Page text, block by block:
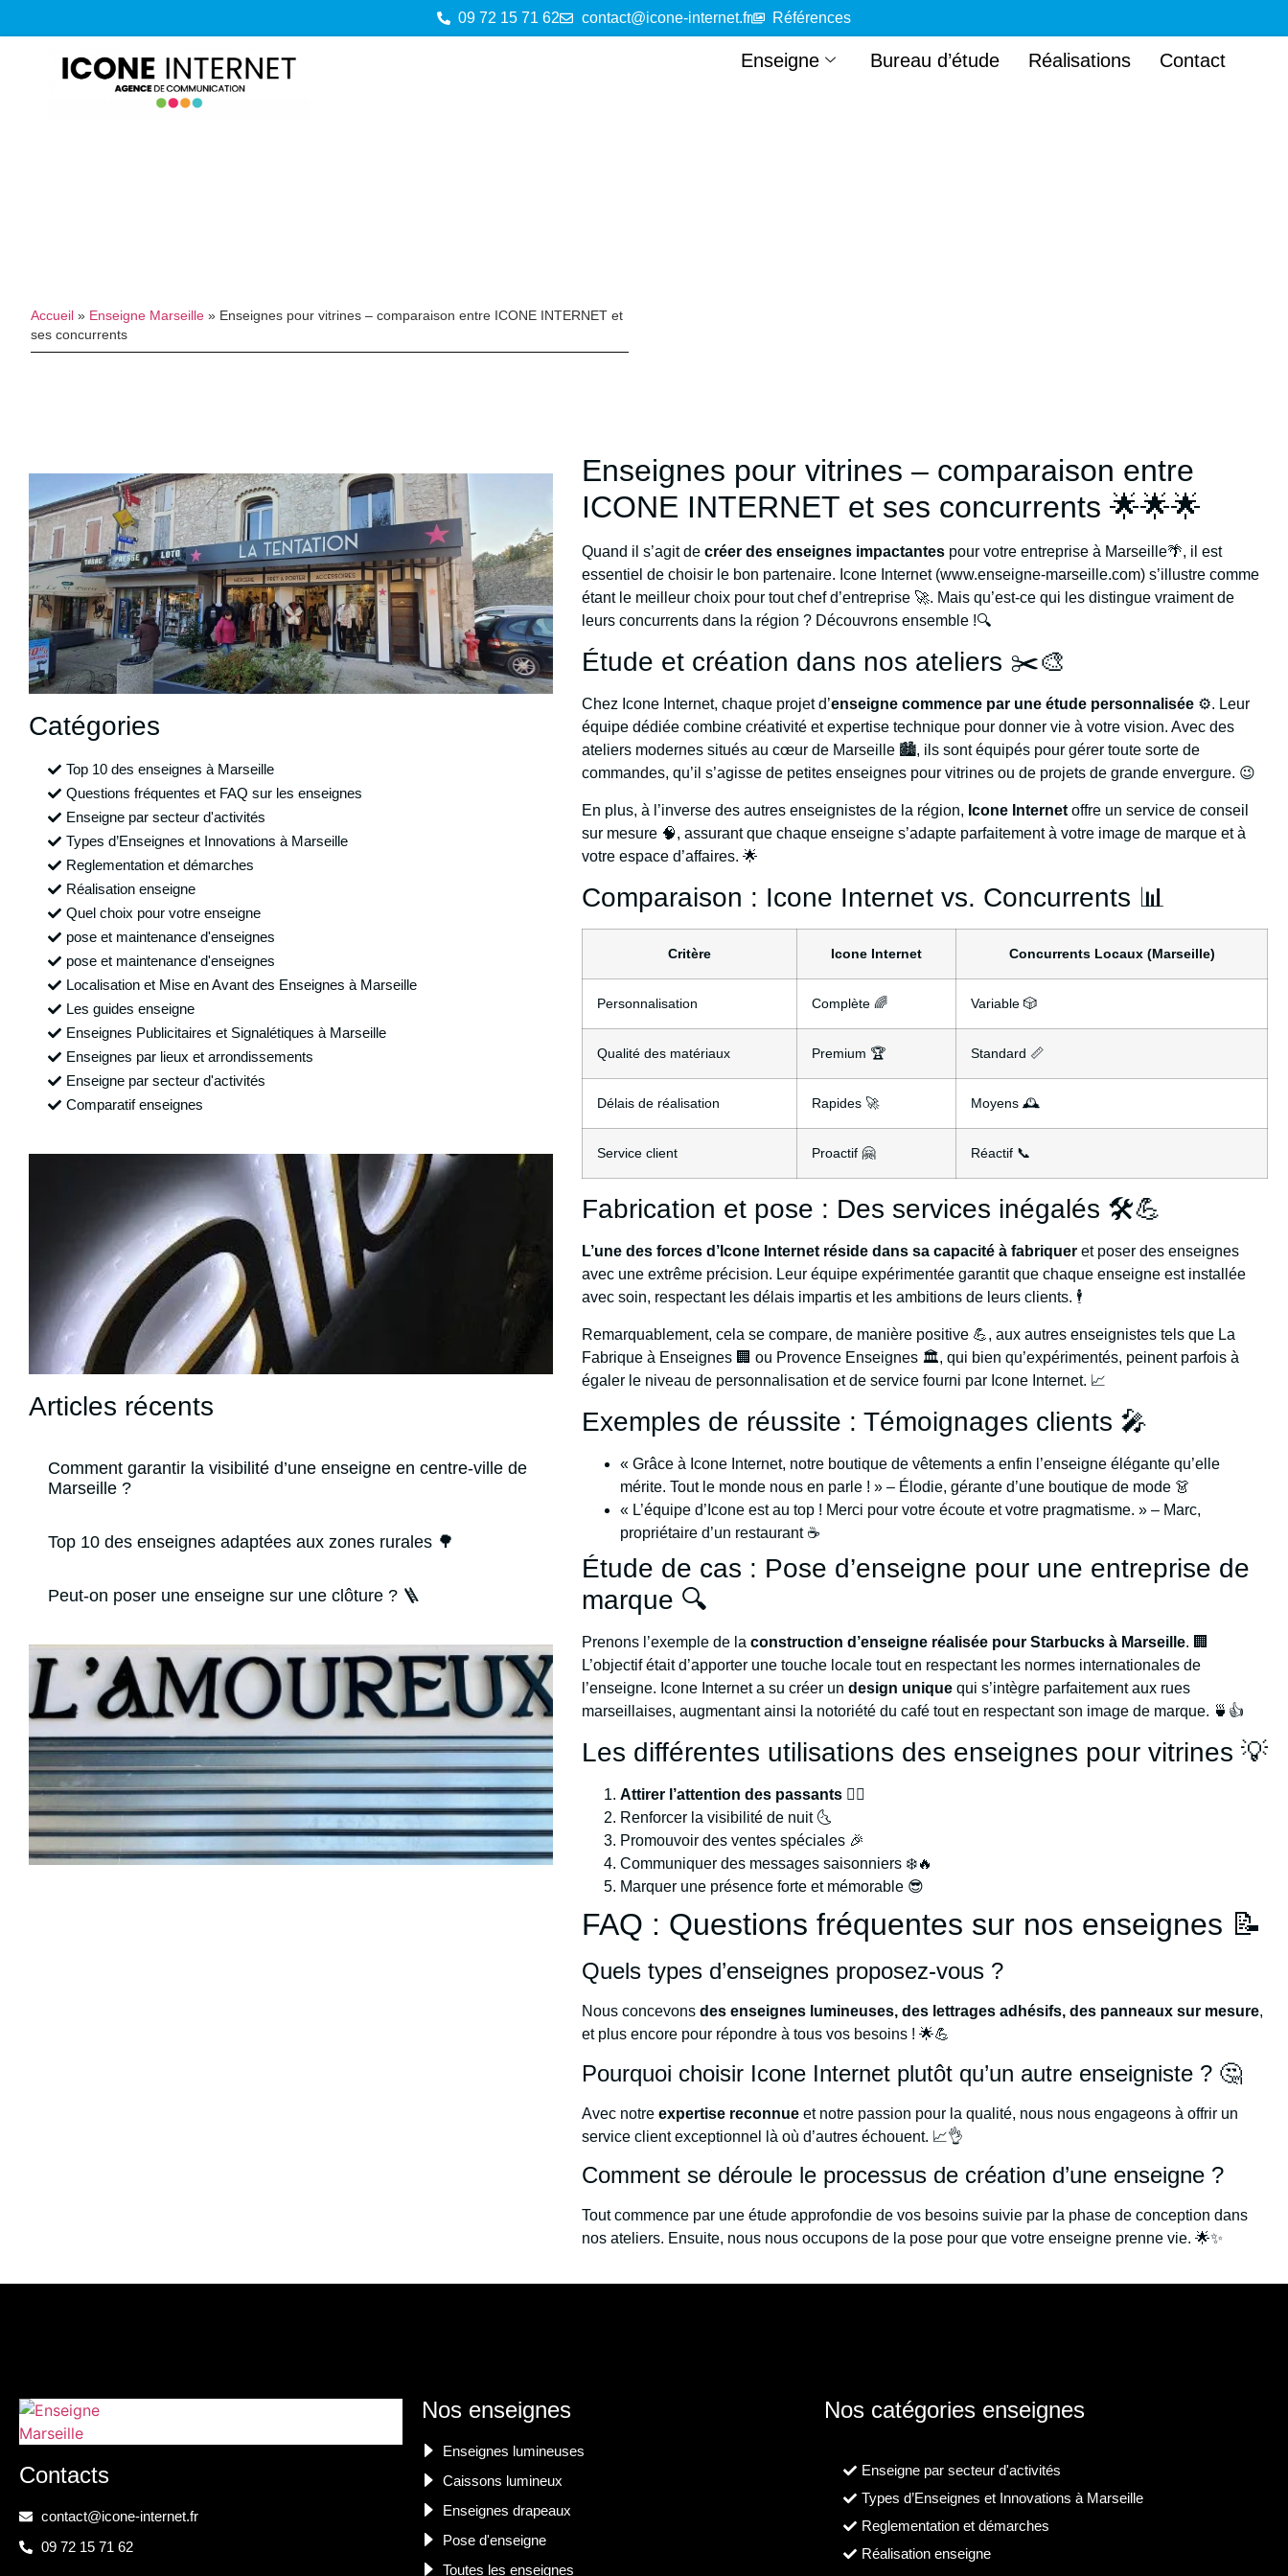
09 72 15 71 62 contact@icone-internet.fr Références
Enseigne Bureau d’étude Réalisations Contact
Accueil » Enseigne Marseille » Enseignes pour vitrines – comparaison entre ICONE INTERNET et
ses concurrents
Catégories
Top 10 des enseignes à Marseille
Questions fréquentes et FAQ sur les enseignes
Enseigne par secteur d'activités
Types d’Enseignes et Innovations à Marseille
Reglementation et démarches
Réalisation enseigne
Quel choix pour votre enseigne
pose et maintenance d'enseignes
pose et maintenance d'enseignes
Localisation et Mise en Avant des Enseignes à Marseille
Les guides enseigne
Enseignes Publicitaires et Signalétiques à Marseille
Enseignes par lieux et arrondissements
Enseigne par secteur d'activités
Comparatif enseignes
Articles récents
Comment garantir la visibilité d’une enseigne en centre-ville de
Marseille ?
Top 10 des enseignes adaptées aux zones rurales 🌳
Peut-on poser une enseigne sur une clôture ? 🪜
Enseignes pour vitrines – comparaison entre
ICONE INTERNET et ses concurrents 🌟🌟🌟
Quand il s’agit decréer des enseignes impactantes pour votre entreprise à Marseille🌴, il est
essentiel de choisir le bon partenaire. Icone Internet (www.enseigne-marseille.com) s’illustre comme
étant le meilleur choix pour tout chef d’entreprise 🚀. Mais qu’est-ce qui les distingue vraiment de
leurs concurrents dans la région ? Découvrons ensemble !🔍
Étude et création dans nos ateliers ✂️🎨
Chez Icone Internet, chaque projet d’enseigne commence par une étude personnalisée ⚙️. Leur
équipe dédiée combine créativité et expertise technique pour donner vie à votre vision. Avec des
ateliers modernes situés au cœur de Marseille 🏙️, ils sont équipés pour gérer toute sorte de
commandes, qu’il s’agisse de petites enseignes pour vitrines ou de projets de grande envergure. 😉
En plus, à l’inverse des autres enseignistes de la région, Icone Internet offre un service de conseil
sur mesure 🧠, assurant que chaque enseigne s’adapte parfaitement à votre image de marque et à
votre espace d’affaires. 🌟
Comparaison : Icone Internet vs. Concurrents 📊
Critère Icone Internet Concurrents Locaux (Marseille)
Personnalisation Complète 🌈 Variable 🎲
Qualité des matériaux Premium 🏆 Standard 📏
Délais de réalisation Rapides 🚀 Moyens 🕰️
Service client Proactif 🤗 Réactif 📞
Fabrication et pose : Des services inégalés 🛠️💪
L’une des forces d’Icone Internet réside dans sa capacité à fabriquer et poser des enseignes
avec une extrême précision. Leur équipe expérimentée garantit que chaque enseigne est installée
avec soin, respectant les délais impartis et les ambitions de leurs clients. 🕴️
Remarquablement, cela se compare, de manière positive 💪, aux autres enseignistes tels que La
Fabrique à Enseignes 🏢 ou Provence Enseignes 🏛️, qui bien qu’expérimentés, peinent parfois à
égaler le niveau de personnalisation et de service fourni par Icone Internet. 📈
Exemples de réussite : Témoignages clients 🎤
« Grâce à Icone Internet, notre boutique de vêtements a enfin l’enseigne élégante qu’elle
mérite. Tout le monde nous en parle ! » – Élodie, gérante d’une boutique de mode 👗
« L’équipe d’Icone est au top ! Merci pour votre écoute et votre pragmatisme. » – Marc,
propriétaire d’un restaurant ☕️
Étude de cas : Pose d’enseigne pour une entreprise de
marque 🔍
Prenons l’exemple de laconstruction d’enseigne réalisée pour Starbucks à Marseille. 🏢
L’objectif était d’apporter une touche locale tout en respectant les normes internationales de
l’enseigne. Icone Internet a su créer undesign unique qui s’intègre parfaitement aux rues
marseillaises, augmentant ainsi la notoriété du café tout en respectant son image de marque. 🍵👍
Les différentes utilisations des enseignes pour vitrines 💡
Attirer l’attention des passants 🏃‍♂️
Renforcer la visibilité de nuit 🌜
Promouvoir des ventes spéciales 🎉
Communiquer des messages saisonniers ❄️🔥
Marquer une présence forte et mémorable 😎
FAQ : Questions fréquentes sur nos enseignes 📝
Quels types d’enseignes proposez-vous ?
Nous concevonsdes enseignes lumineuses, des lettrages adhésifs, des panneaux sur mesure,
et plus encore pour répondre à tous vos besoins ! 🌟💪
Pourquoi choisir Icone Internet plutôt qu’un autre enseigniste ? 🤔
Avec notreexpertise reconnue et notre passion pour la qualité, nous nous engageons à offrir un
service client exceptionnel là où d’autres échouent. 📈👌
Comment se déroule le processus de création d’une enseigne ?
Tout commence par une étude approfondie de vos besoins suivie par la phase de conception dans
nos ateliers. Ensuite, nous nous occupons de la pose pour que votre enseigne prenne vie. 🌟✨
Contacts
contact@icone-internet.fr
09 72 15 71 62
Nos enseignes
Enseignes lumineuses
Caissons lumineux
Enseignes drapeaux
Pose d'enseigne
Toutes les enseignes
Nos catégories enseignes
Enseigne par secteur d'activités
Types d’Enseignes et Innovations à Marseille
Reglementation et démarches
Réalisation enseigne